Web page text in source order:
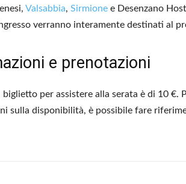
Valsabbia, Sirmione e Desenzano
verranno interamente destinati al
e prenotazioni
biglietto per assistere alla serata è di 10
sulla disponibilità, è possibile fare